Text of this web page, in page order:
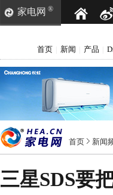
家电网 ®
首页 新闻 产品
首页 新闻
三星SDS要